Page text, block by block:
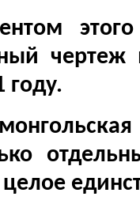
чертеж
году.